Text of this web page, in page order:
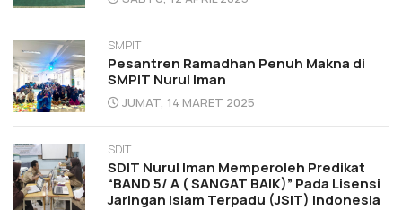
SMPIT
Pesantren Ramadhan Penuh Makna di
SMPIT Nurul Iman
JUMAT, 14 MARET 2025
SDIT
SDIT Nurul Iman Memperoleh Predikat
“BAND 5/ A ( SANGAT BAIK)” Pada Lisensi
Jaringan Islam Terpadu (JSIT) Indonesia